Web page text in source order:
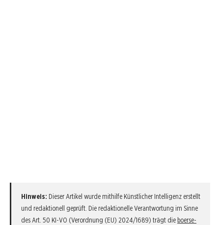
Hinweis: Dieser Artikel wurde mithilfe Künstlicher Intelligenz erstellt
und redaktionell geprüft. Die redaktionelle Verantwortung im Sinne
des Art. 50 KI-VO (Verordnung (EU) 2024/1689) trägt die boerse-